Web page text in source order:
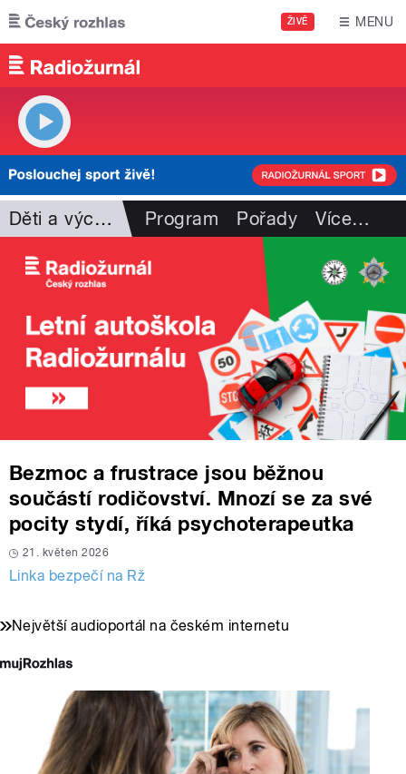
Přejít k hlavnímu obsahu
ŽIVĚ MENU
Děti a výchova Program Pořady Více…
Bezmoc a frustrace jsou běžnou
součástí rodičovství. Mnozí se za své
pocity stydí, říká psychoterapeutka
21. květen 2026
Linka bezpečí na Rž
Největší audioportál na českém internetu